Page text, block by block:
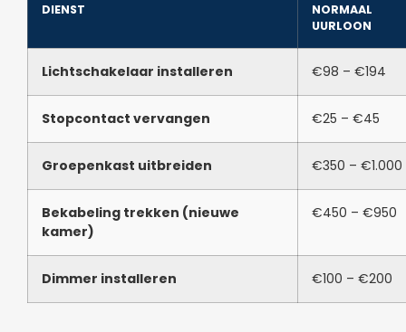
DIENST
NORMAAL
UURLOON
Lichtschakelaar installeren €98 – €194
Stopcontact vervangen €25 – €45
Groepenkast uitbreiden €350 – €1.000
Bekabeling trekken (nieuwe
kamer)
€450 – €950
Dimmer installeren €100 – €200